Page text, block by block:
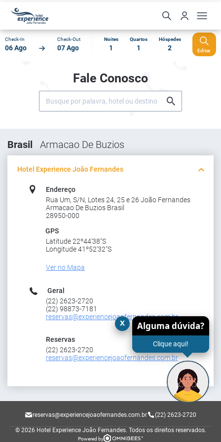
Check-In
06 Ago
Check-Out
07 Ago
Noites
1
Quartos
1
Hóspedes
2 Editar
Fale Conosco
Brasil Armacao De Buzios
Hotel Experience João Fernandes
Endereço
Rua Um, S/N, Lotes 24, 25 e 26 João Fernandes
Armacao De Buzios Brasil
28950-000
GPS
Latitude 22º44'38"S
Longitude 41º52'32"S
Ver no Mapa
Geral
(22) 2623-2720
(22) 98873-7181
reservas@experiencejoaofernandes.com.br
Reservas
(22) 2623-2720
reservas@experiencejoaofernandes.com.br
reservas@experiencejoaofernandes.com.br (22) 2623-2720
© 2026 Hotel Experience João Fernandes. Todos os direitos reservados.
Powered by
Alguma dúvida?
Clique aqui!
x